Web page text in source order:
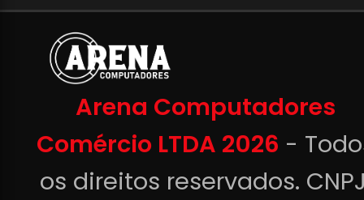
Arena Computadores
Comércio LTDA 2026 -
os direitos reservados.